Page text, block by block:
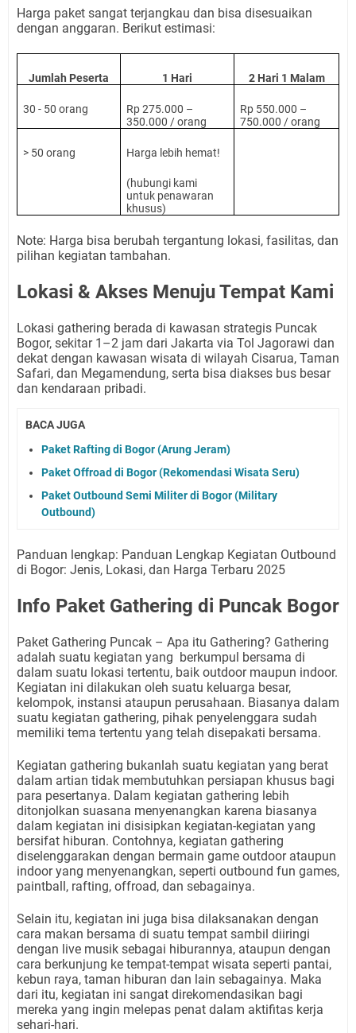
Harga paket sangat terjangkau dan bisa disesuaikan
dengan anggaran. Berikut estimasi:
Jumlah Peserta 1 Hari 2 Hari 1 Malam
30 - 50 orang
Rp 275.000 –
350.000 / orang
Rp 550.000 –
750.000 / orang
> 50 orang Harga lebih hemat!
(hubungi kami
untuk penawaran
khusus)
Note: Harga bisa berubah tergantung lokasi, fasilitas, dan
pilihan kegiatan tambahan.
Lokasi & Akses Menuju Tempat Kami
Lokasi gathering berada di kawasan strategis Puncak
Bogor, sekitar 1–2 jam dari Jakarta via Tol Jagorawi dan
dekat dengan kawasan wisata di wilayah Cisarua, Taman
Safari, dan Megamendung, serta bisa diakses bus besar
dan kendaraan pribadi.
BACA JUGA
Paket Rafting di Bogor (Arung Jeram)
Paket Offroad di Bogor (Rekomendasi Wisata Seru)
Paket Outbound Semi Militer di Bogor (Military
Outbound)
Panduan lengkap: Panduan Lengkap Kegiatan Outbound
di Bogor: Jenis, Lokasi, dan Harga Terbaru 2025
Info Paket Gathering di Puncak Bogor
Paket Gathering Puncak – Apa itu Gathering? Gathering
adalah suatu kegiatan yang berkumpul bersama di
dalam suatu lokasi tertentu, baik outdoor maupun indoor.
Kegiatan ini dilakukan oleh suatu keluarga besar,
kelompok, instansi ataupun perusahaan. Biasanya dalam
suatu kegiatan gathering, pihak penyelenggara sudah
memiliki tema tertentu yang telah disepakati bersama.
Kegiatan gathering bukanlah suatu kegiatan yang berat
dalam artian tidak membutuhkan persiapan khusus bagi
para pesertanya. Dalam kegiatan gathering lebih
ditonjolkan suasana menyenangkan karena biasanya
dalam kegiatan ini disisipkan kegiatan-kegiatan yang
bersifat hiburan. Contohnya, kegiatan gathering
diselenggarakan dengan bermain game outdoor ataupun
indoor yang menyenangkan, seperti outbound fun games,
paintball, rafting, offroad, dan sebagainya.
Selain itu, kegiatan ini juga bisa dilaksanakan dengan
cara makan bersama di suatu tempat sambil diiringi
dengan live musik sebagai hiburannya, ataupun dengan
cara berkunjung ke tempat-tempat wisata seperti pantai,
kebun raya, taman hiburan dan lain sebagainya. Maka
dari itu, kegiatan ini sangat direkomendasikan bagi
mereka yang ingin melepas penat dalam aktifitas kerja
sehari-hari.